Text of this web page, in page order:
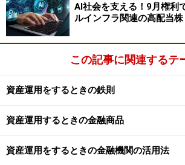
ませんが、まず困ることは起こらない
人との話題についていけないくらいで
聞は夕方の疲れたときとか、週末にま
ています。それでも事業に必要な情報
また、まとめ読みをすることで、むし
体像を把握することができますし、メ
の中がどう動くかを理解することもで
AI社会を支える！9月権利
ルインフラ関連の高配当
この記事に関連するテ
資産運用をするときの鉄則
資産運用するときの金融商品
資産運用をするときの金融機関の活用法